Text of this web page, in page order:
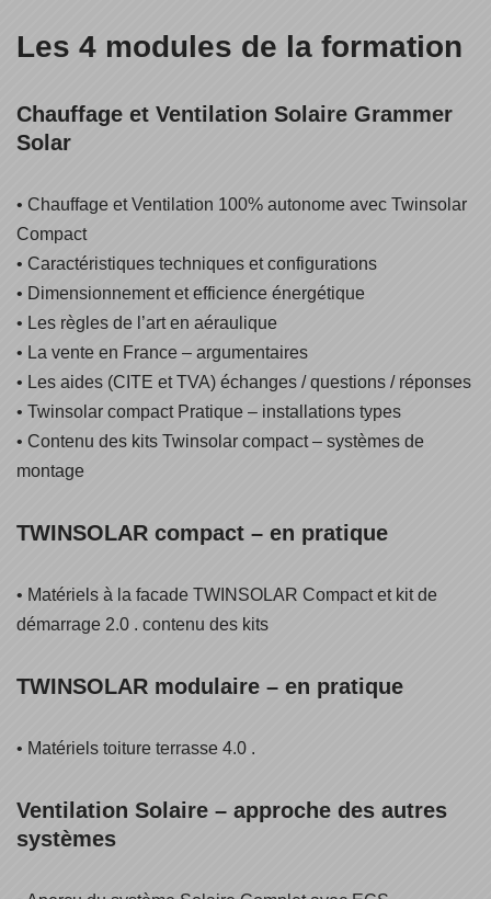
Les 4 modules de la formation
Chauffage et Ventilation Solaire Grammer
Solar
• Chauffage et Ventilation 100% autonome avec Twinsolar
Compact
• Caractéristiques techniques et configurations
• Dimensionnement et efficience énergétique
• Les règles de l’art en aéraulique
• La vente en France – argumentaires
• Les aides (CITE et TVA) échanges / questions / réponses
• Twinsolar compact Pratique – installations types
• Contenu des kits Twinsolar compact – systèmes de
montage
TWINSOLAR compact – en pratique
• Matériels à la facade TWINSOLAR Compact et kit de
démarrage 2.0 . contenu des kits
TWINSOLAR modulaire – en pratique
• Matériels toiture terrasse 4.0 .
Ventilation Solaire – approche des autres
systèmes